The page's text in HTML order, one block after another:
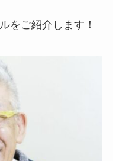
をご紹介します！